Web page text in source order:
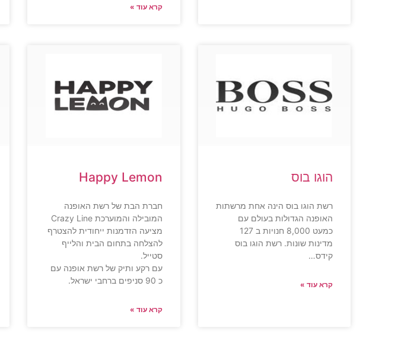
קרא עוד »
הוגו בוס
רשת הוגו בוס הינה אחת מרשתות
האופנה הגדולות בעולם עם
כמעט 8,000 חנויות ב 127
מדינות שונות. רשת הוגו בוס
קידס…
קרא עוד »
Happy Lemon
חברת הבת של רשת האופנה
המובילה והמוערכת Crazy Line
מציעה הזדמנות ייחודית להצטרף
להצלחה בתחום הבית והלייף
סטייל.
עם רקע ותיק של רשת אופנה עם
כ 90 סניפים ברחבי ישראל.
קרא עוד »